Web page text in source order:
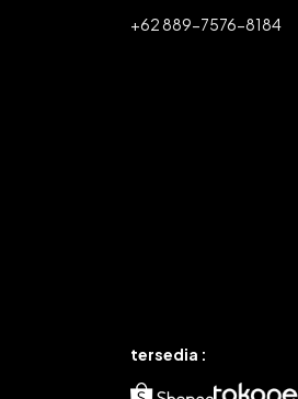
+62 889-7576-8184
tersedia :